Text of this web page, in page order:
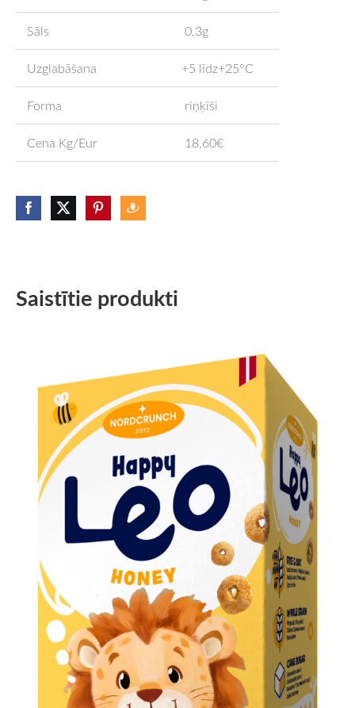
Sāls 0,3g
Uzglabāšana +5 līdz+25°C
Forma riņķīši
Cena Kg/Eur 18,60€
Saistītie produkti